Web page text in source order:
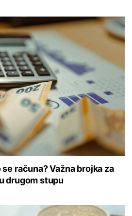
računa? Važna brojka za
drugom stupu